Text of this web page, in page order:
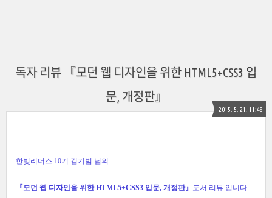
독자 리뷰 『모던 웹 디자인을 위한 HTML5+CSS3 입
문, 개정판』
2015. 5. 21. 11:48
한빛리더스 10기 김기범 님의
『모던 웹 디자인을 위한 HTML5+CSS3 입문, 개정판』 도서 리뷰 입니다.